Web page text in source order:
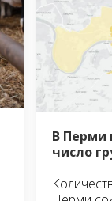
В Перми
число